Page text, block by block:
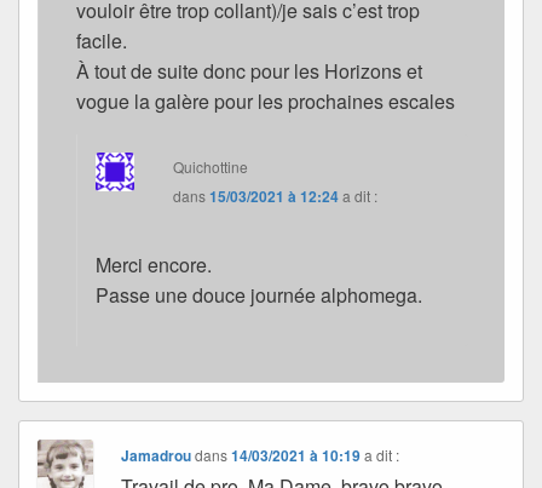
vouloir être trop collant)/je sais c’est trop
facile.
À tout de suite donc pour les Horizons et
vogue la galère pour les prochaines escales
Quichottine
dans15/03/2021 à 12:24 a dit :
Merci encore.
Passe une douce journée alphomega.
Jamadroudans14/03/2021 à 10:19 a dit :